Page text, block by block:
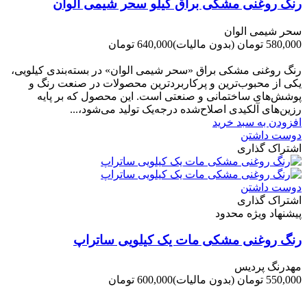
رنگ روغنی مشکی براق کیلو سحر شیمی الوان
سحر شیمی الوان
580,000 تومان
(بدون مالیات)640,000 تومان
رنگ روغنی مشکی براق «سحر شیمی الوان» در بسته‌بندی کیلویی،
یکی از محبوب‌ترین و پرکاربردترین محصولات در صنعت رنگ و
پوشش‌های ساختمانی و صنعتی است. این محصول که بر پایه
رزین‌های آلکیدی اصلاح‌شده درجه‌یک تولید می‌شود،...
افزودن به سبد خرید
دوست داشتن
اشتراک گذاری
دوست داشتن
اشتراک گذاری
پیشنهاد ویژه محدود
رنگ روغنی مشکی مات یک کیلویی ساتراپ
مهدرنگ پردیس
550,000 تومان
(بدون مالیات)600,000 تومان